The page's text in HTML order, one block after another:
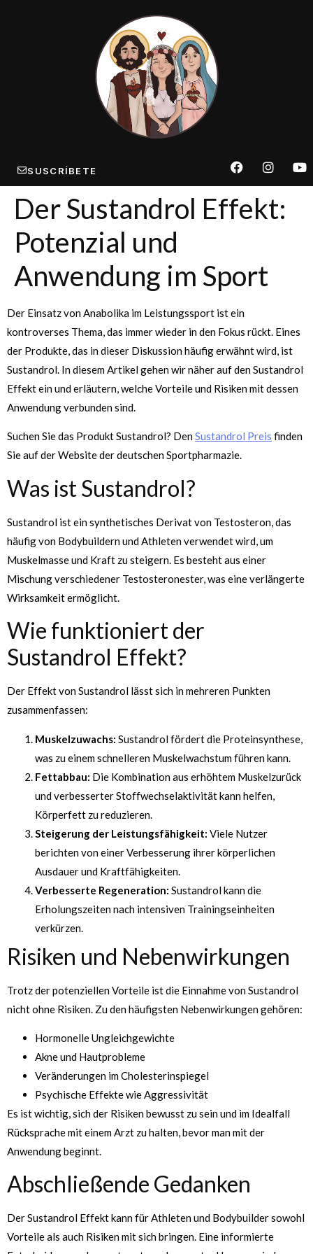
SUSCRÍBETE
Der Sustandrol Effekt:
Potenzial und
Anwendung im Sport
Der Einsatz von Anabolika im Leistungssport ist ein
kontroverses Thema, das immer wieder in den Fokus rückt. Eines
der Produkte, das in dieser Diskussion häufig erwähnt wird, ist
Sustandrol. In diesem Artikel gehen wir näher auf den Sustandrol
Effekt ein und erläutern, welche Vorteile und Risiken mit dessen
Anwendung verbunden sind.
Suchen Sie das Produkt Sustandrol? DenSustandrol Preis finden
Sie auf der Website der deutschen Sportpharmazie.
Was ist Sustandrol?
Sustandrol ist ein synthetisches Derivat von Testosteron, das
häufig von Bodybuildern und Athleten verwendet wird, um
Muskelmasse und Kraft zu steigern. Es besteht aus einer
Mischung verschiedener Testosteronester, was eine verlängerte
Wirksamkeit ermöglicht.
Wie funktioniert der
Sustandrol Effekt?
Der Effekt von Sustandrol lässt sich in mehreren Punkten
zusammenfassen:
Muskelzuwachs: Sustandrol fördert die Proteinsynthese,
was zu einem schnelleren Muskelwachstum führen kann.
Fettabbau: Die Kombination aus erhöhtem Muskelzurück
und verbesserter Stoffwechselaktivität kann helfen,
Körperfett zu reduzieren.
Steigerung der Leistungsfähigkeit: Viele Nutzer
berichten von einer Verbesserung ihrer körperlichen
Ausdauer und Kraftfähigkeiten.
Verbesserte Regeneration: Sustandrol kann die
Erholungszeiten nach intensiven Trainingseinheiten
verkürzen.
Risiken und Nebenwirkungen
Trotz der potenziellen Vorteile ist die Einnahme von Sustandrol
nicht ohne Risiken. Zu den häufigsten Nebenwirkungen gehören:
Hormonelle Ungleichgewichte
Akne und Hautprobleme
Veränderungen im Cholesterinspiegel
Psychische Effekte wie Aggressivität
Es ist wichtig, sich der Risiken bewusst zu sein und im Idealfall
Rücksprache mit einem Arzt zu halten, bevor man mit der
Anwendung beginnt.
Abschließende Gedanken
Der Sustandrol Effekt kann für Athleten und Bodybuilder sowohl
Vorteile als auch Risiken mit sich bringen. Eine informierte